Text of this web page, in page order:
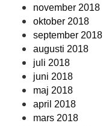
november 2018
oktober 2018
september 2018
augusti 2018
juli 2018
juni 2018
maj 2018
april 2018
mars 2018